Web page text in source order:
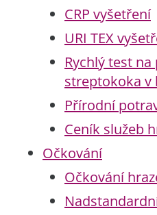
CRP vyšetření
URI TEX
Rychlý test
streptokoka v
Přírodní
Ceník služeb
Očkování
Očkování